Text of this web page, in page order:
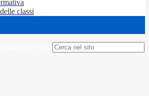
classi